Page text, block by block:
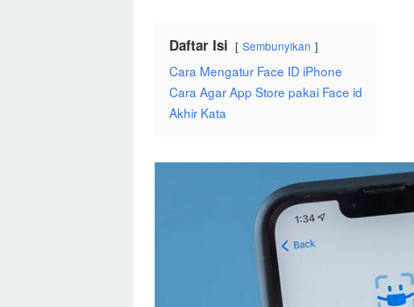
Daftar Isi Sembunyikan
Cara Mengatur Face ID iPhone
Cara Agar App Store pakai Face id
Akhir Kata